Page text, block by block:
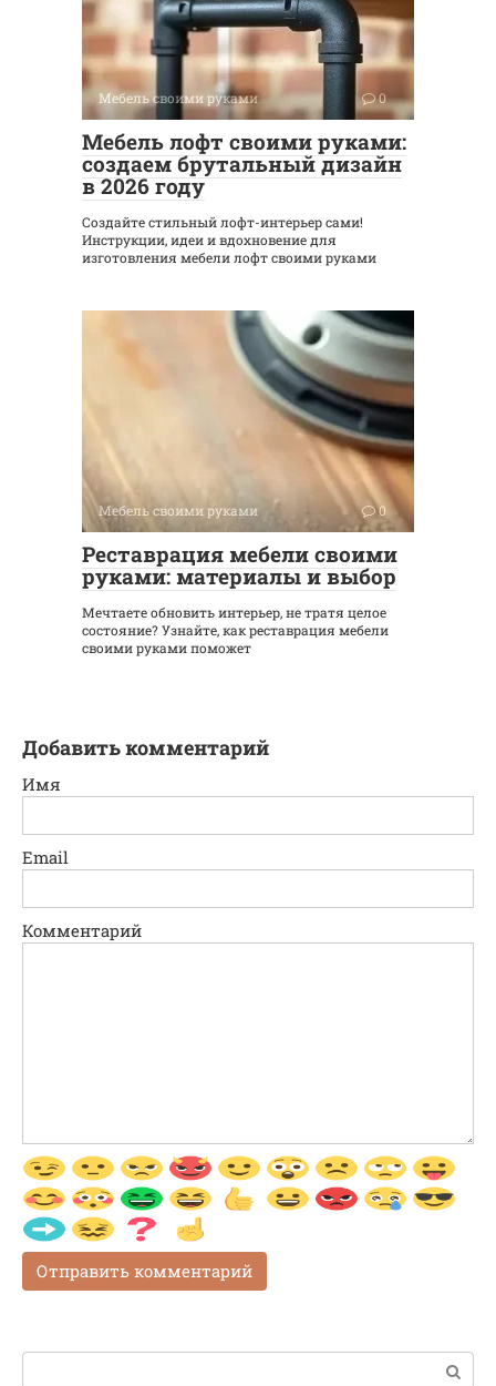
Мебель своими руками 0
Мебель лофт своими руками:
создаем брутальный дизайн
в 2026 году
Создайте стильный лофт-интерьер сами!
Инструкции, идеи и вдохновение для
изготовления мебели лофт своими руками
Мебель своими руками 0
Реставрация мебели своими
руками: материалы и выбор
Мечтаете обновить интерьер, не тратя целое
состояние? Узнайте, как реставрация мебели
своими руками поможет
Добавить комментарий
Имя
Email
Комментарий
Поиск: